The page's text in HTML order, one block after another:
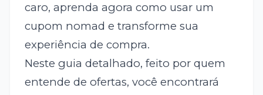
caro, aprenda agora como usar um
cupom nomad e transforme sua
experiência de compra.
Neste guia detalhado, feito por quem
entende de ofertas, você encontrará